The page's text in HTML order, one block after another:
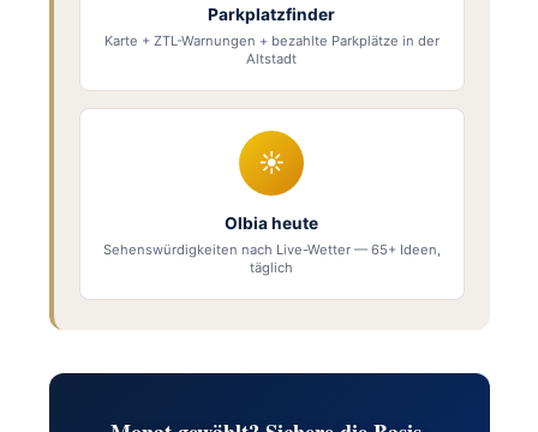
Parkplatzfinder
Karte + ZTL-Warnungen + bezahlte Parkplätze in der
Altstadt
☀
Olbia heute
Sehenswürdigkeiten nach Live-Wetter — 65+ Ideen,
täglich